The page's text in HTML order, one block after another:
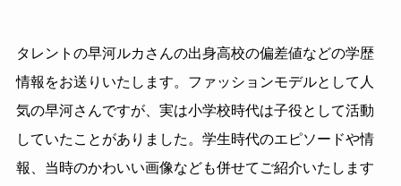
タレントの早河ルカさんの出身高校の偏差値などの学歴
情報をお送りいたします。ファッションモデルとして人
気の早河さんですが、実は小学校時代は子役として活動
していたことがありました。学生時代のエピソードや情
報、当時のかわいい画像なども併せてご紹介いたします